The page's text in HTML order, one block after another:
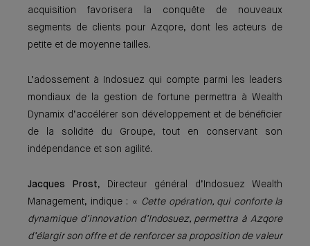
acquisition favorisera la conquête de nouveaux
segments de clients pour Azqore, dont les acteurs de
petite et de moyenne tailles.
L’adossement à Indosuez qui compte parmi les leaders
mondiaux de la gestion de fortune permettra à Wealth
Dynamix d’accélérer son développement et de bénéficier
de la solidité du Groupe, tout en conservant son
indépendance et son agilité.
Jacques Prost, Directeur général d’Indosuez Wealth
Management, indique : «
Cette opération, qui conforte la
dynamique d’innovation d’Indosuez, permettra à Azqore
d’élargir son offre et de renforcer sa proposition de valeur